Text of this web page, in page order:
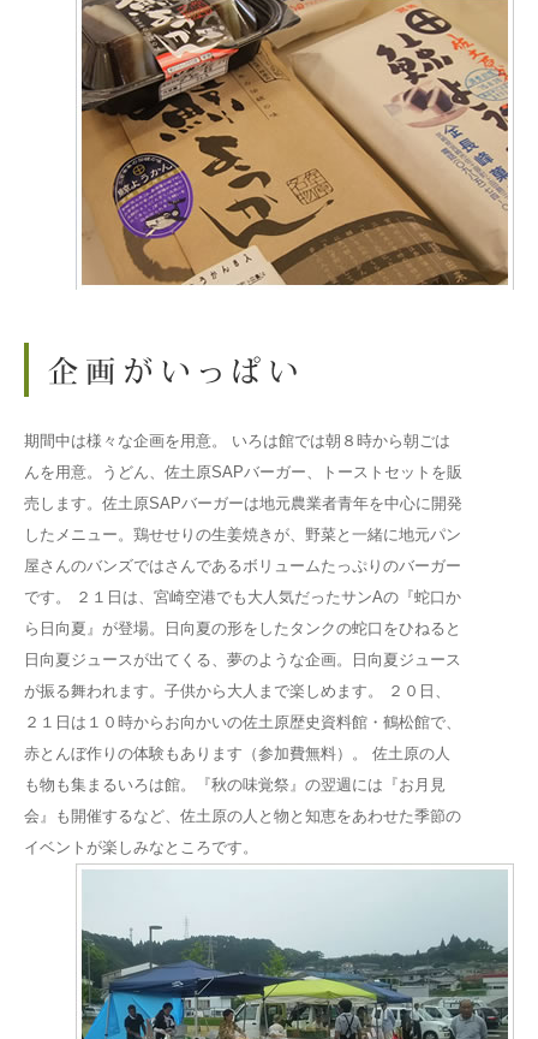
期間中は様々な企画を用意。 いろは館では朝８時から朝ごは
んを用意。うどん、佐土原SAPバーガー、トーストセットを販
売します。佐土原SAPバーガーは地元農業者青年を中心に開発
したメニュー。鶏せせりの生姜焼きが、野菜と一緒に地元パン
屋さんのバンズではさんであるボリュームたっぷりのバーガー
です。 ２１日は、宮崎空港でも大人気だったサンAの『蛇口か
ら日向夏』が登場。日向夏の形をしたタンクの蛇口をひねると
日向夏ジュースが出てくる、夢のような企画。日向夏ジュース
が振る舞われます。子供から大人まで楽しめます。 ２０日、
２１日は１０時からお向かいの佐土原歴史資料館・鶴松館で、
赤とんぼ作りの体験もあります（参加費無料）。 佐土原の人
も物も集まるいろは館。『秋の味覚祭』の翌週には『お月見
会』も開催するなど、佐土原の人と物と知恵をあわせた季節の
イベントが楽しみなところです。